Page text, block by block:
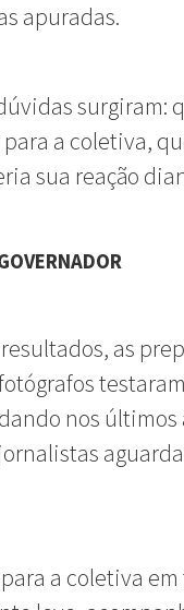
apuradas.
surgiram:
a coletiva,
sua reação
as
nos
a coletiva